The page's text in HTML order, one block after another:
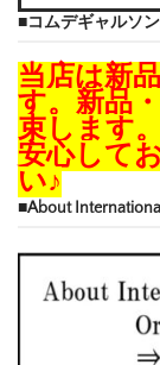
■コムデギャルソ
当店は新
す。新品
束します。
安心して
い♪
■About